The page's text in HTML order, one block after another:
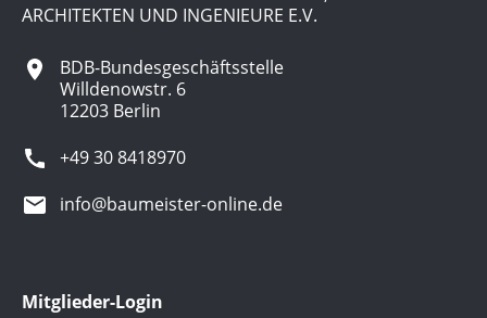
ARCHITEKTEN UND INGENIEURE E.V.
BDB-Bundesgeschäftsstelle
Willdenowstr. 6
12203 Berlin
+49 30 8418970
info@baumeister-online.de
Mitglieder-Login